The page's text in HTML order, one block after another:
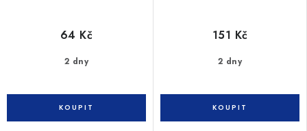
2 dny
64 Kč
2 dny
151 Kč